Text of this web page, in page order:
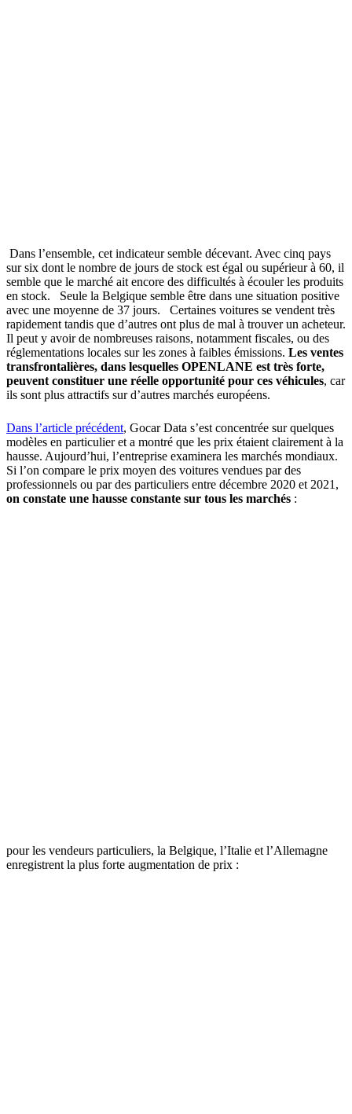
Dans l’ensemble, cet indicateur semble décevant. Avec cinq pays
sur six dont le nombre de jours de stock est égal ou supérieur à 60, il
semble que le marché ait encore des difficultés à écouler les produits
en stock.
Seule la Belgique semble être dans une situation positive
avec une moyenne de 37 jours.
Certaines voitures se vendent très
rapidement tandis que d’autres ont plus de mal à trouver un acheteur.
Il peut y avoir de nombreuses raisons, notamment fiscales, ou des
réglementations locales sur les zones à faibles émissions. Les ventes
transfrontalières, dans lesquelles OPENLANE est très forte,
peuvent constituer une réelle opportunité pour ces véhicules, car
ils sont plus attractifs sur d’autres marchés européens.
Dans l’article précédent, Gocar Data s’est concentrée sur quelques
modèles en particulier et a montré que les prix étaient clairement à la
hausse. Aujourd’hui, l’entreprise examinera les marchés mondiaux.
Si l’on compare le prix moyen des voitures vendues par des
professionnels ou par des particuliers entre décembre 2020 et 2021,
on constate une hausse constante sur tous les marchés :
pour les vendeurs particuliers, la Belgique, l’Italie et l’Allemagne
enregistrent la plus forte augmentation de prix :